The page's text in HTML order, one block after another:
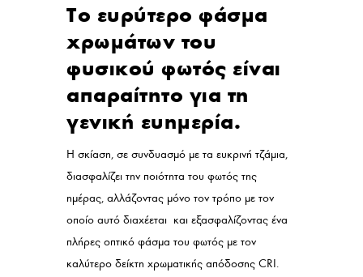
Το ευρύτερο φάσμα
χρωμάτων του
φυσικού φωτός είναι
απαραίτητο για τη
γενική ευημερία.
Η σκίαση, σε συνδυασμό με τα ευκρινή τζάμια,
διασφαλίζει την ποιότητα του φωτός της
ημέρας, αλλάζοντας μόνο τον τρόπο με τον
οποίο αυτό διαχέεται και εξασφαλίζοντας ένα
πλήρες οπτικό φάσμα του φωτός με τον
καλύτερο δείκτη χρωματικής απόδοσης CRI.